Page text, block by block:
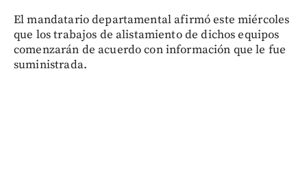
El mandatario departamental afirmó este miércoles
que los trabajos de alistamiento de dichos equipos
comenzarán de acuerdo con información que le fue
suministrada.